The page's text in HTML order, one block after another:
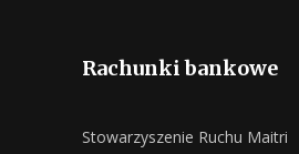
Rachunki bankowe
Stowarzyszenie Ruchu Maitri